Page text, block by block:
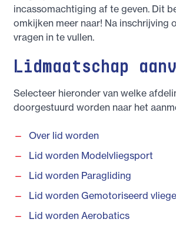
incassomachtiging af te geven. Dit
omkijken meer naar! Na inschrijving
vragen in te vullen.
Lidmaatschap
Selecteer hieronder van welke
doorgestuurd worden naar het
Over lid worden
Lid worden Modelvliegsport
Lid worden Paragliding
Lid worden Gemotoriseerd
Lid worden Aerobatics